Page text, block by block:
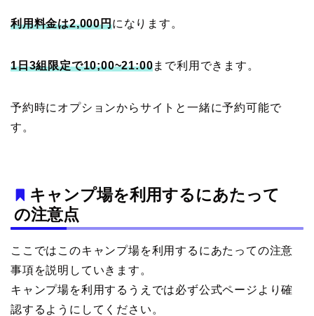
利用料金は2,000円になります。
1日3組限定で10;00~21:00まで利用できます。
予約時にオプションからサイトと一緒に予約可能で
す。
キャンプ場を利用するにあたって
の注意点
ここではこのキャンプ場を利用するにあたっての注意
事項を説明していきます。
キャンプ場を利用するうえでは必ず公式ページより確
認するようにしてください。